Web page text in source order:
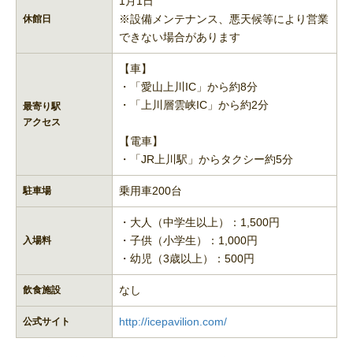
休館日
※設備メンテナンス、悪天候等により営業
できない場合があります
最寄り駅
アクセス
【車】
・「愛山上川IC」から約8分
・「上川層雲峡IC」から約2分
【電車】
・「JR上川駅」からタクシー約5分
駐車場 乗用車200台
入場料
・大人（中学生以上）：1,500円
・子供（小学生）：1,000円
・幼児（3歳以上）：500円
飲食施設 なし
公式サイト http://icepavilion.com/